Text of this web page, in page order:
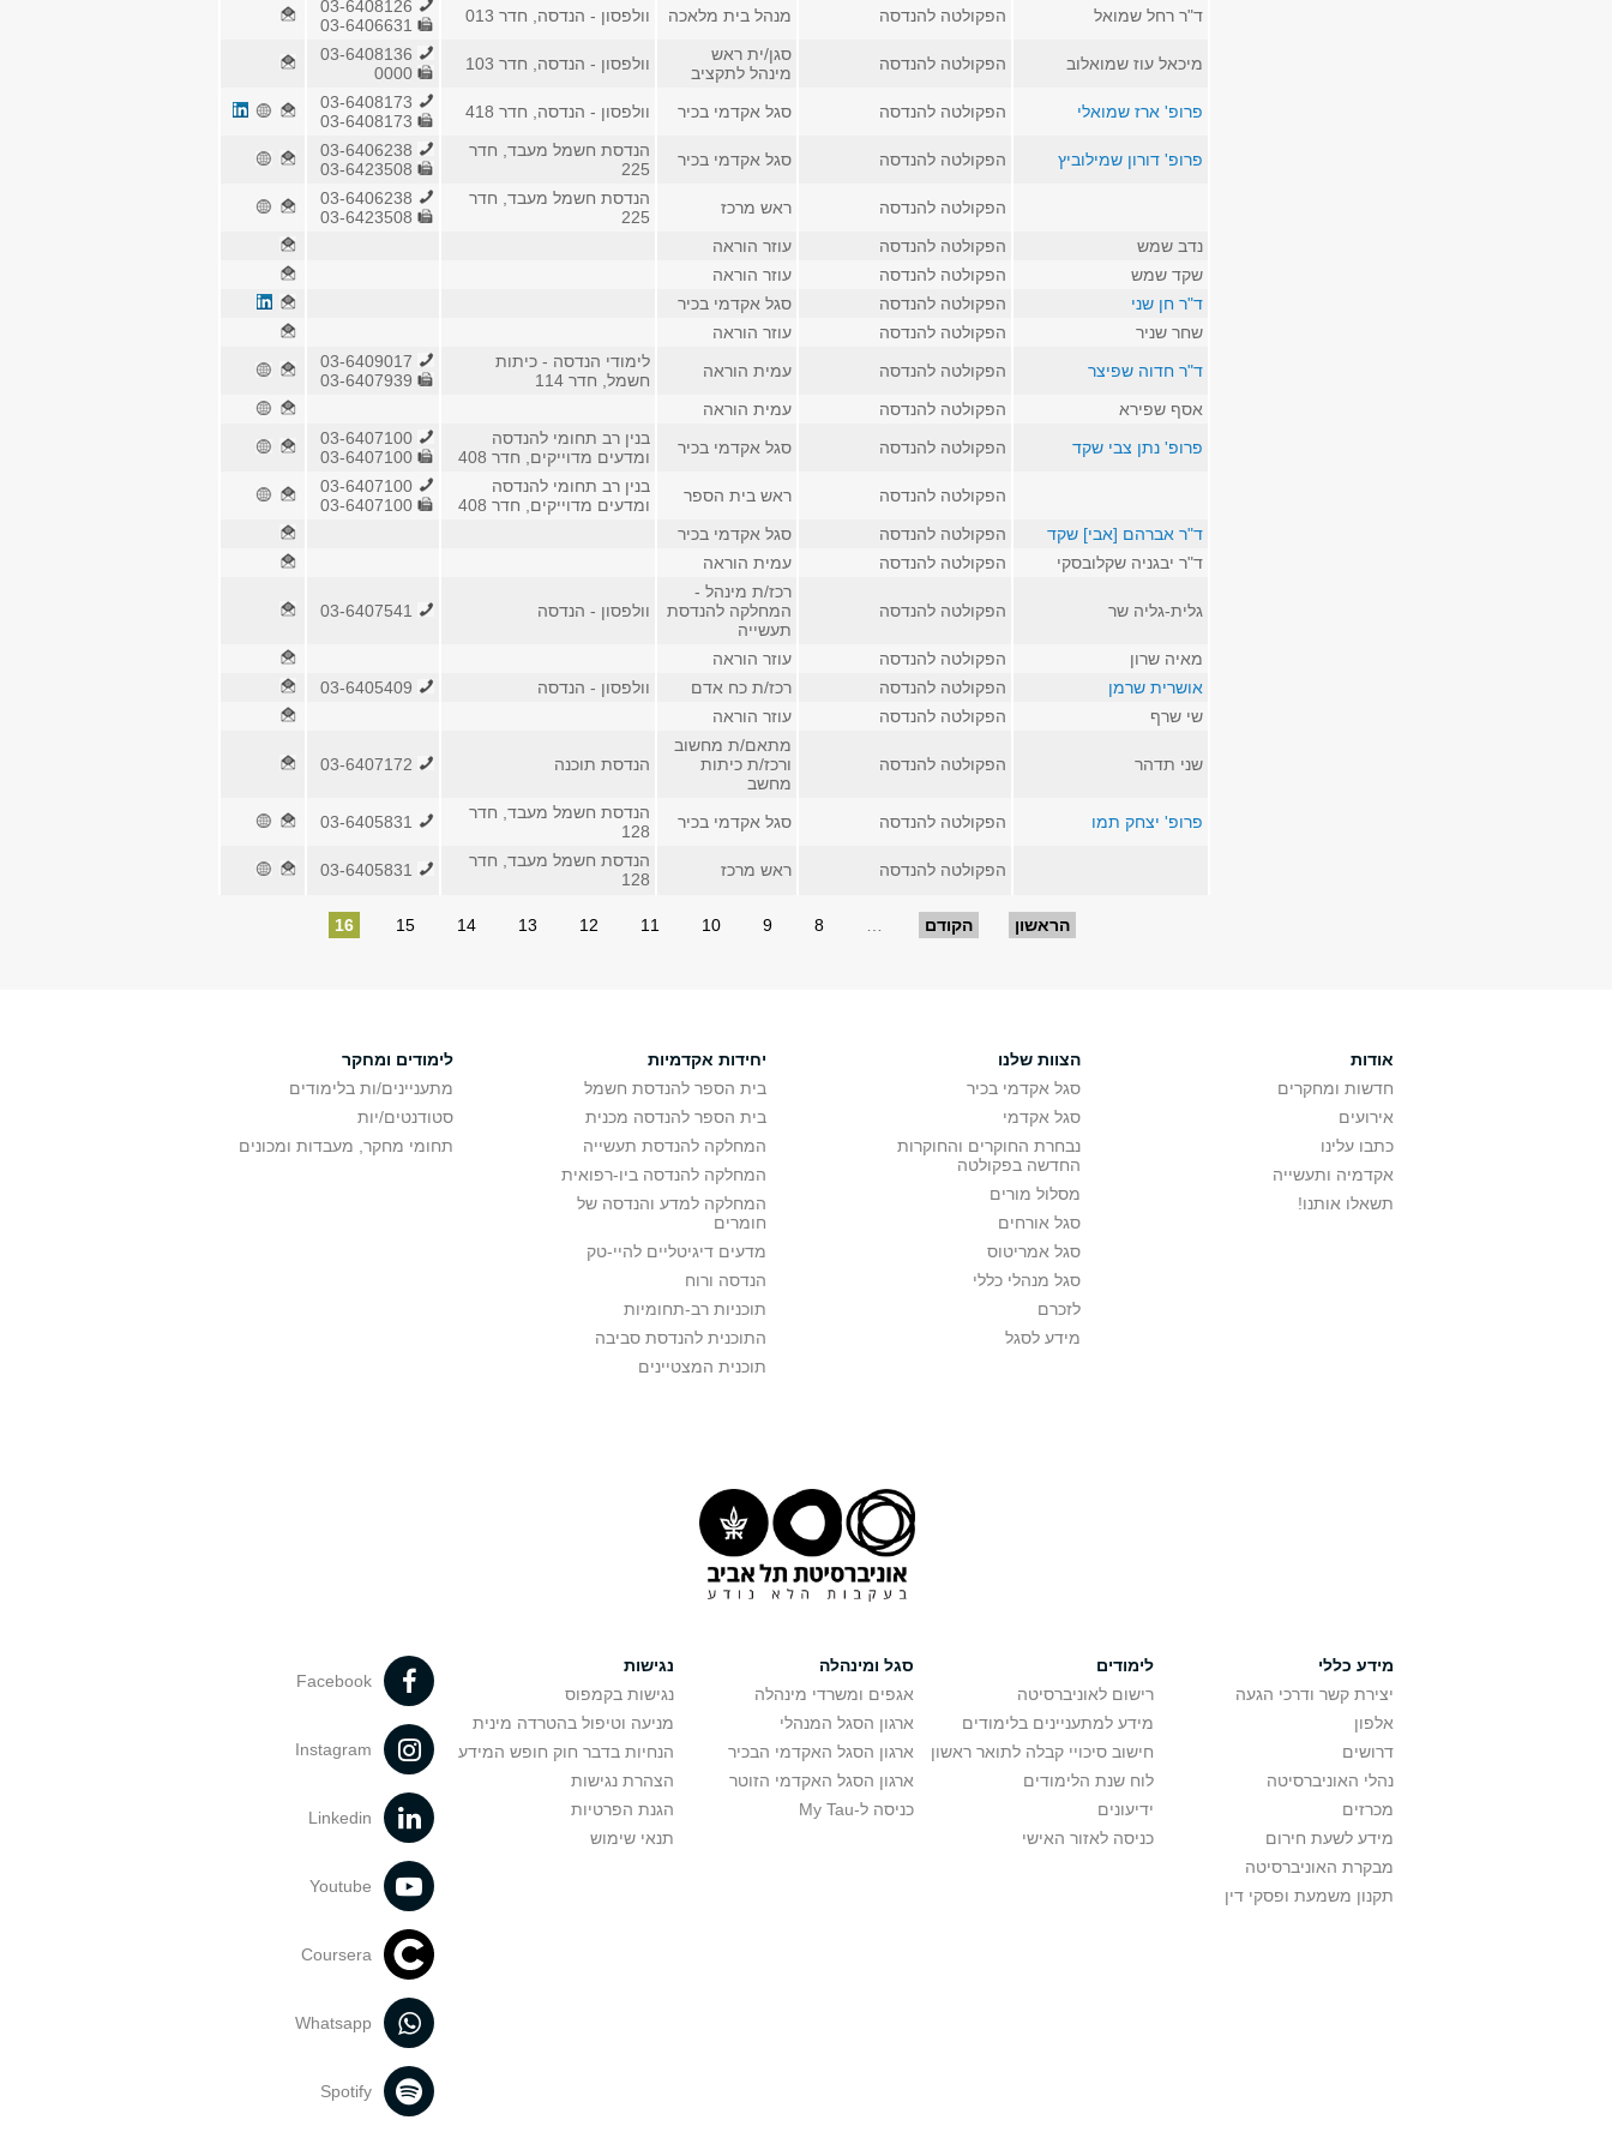
ד"ר רחל שמואל
הפקולטה להנדסה מנהל בית מלאכה וולפסון - הנדסה, חדר 013
מיכאל עוז שמואלוב
הפקולטה להנדסה
סגן/ית ראש
מינהל לתקציב
וולפסון - הנדסה, חדר 103
פרופ' ארז שמואלי
הפקולטה להנדסה סגל אקדמי בכיר וולפסון - הנדסה, חדר 418
פרופ' דורון שמילוביץ
הפקולטה להנדסה סגל אקדמי בכיר
הנדסת חשמל מעבד, חדר
225
הפקולטה להנדסה
ראש מרכז
הנדסת חשמל מעבד, חדר
225
נדב שמש
הפקולטה להנדסה
עוזר הוראה
שקד שמש
הפקולטה להנדסה
עוזר הוראה
ד"ר חן שני
הפקולטה להנדסה
סגל אקדמי בכיר
שחר שניר
הפקולטה להנדסה
עוזר הוראה
ד"ר חדוה שפיצר
הפקולטה להנדסה עמית הוראה
לימודי הנדסה - כיתות
חשמל, חדר 114
אסף שפירא
הפקולטה להנדסה
עמית הוראה
פרופ' נתן צבי שקד
הפקולטה להנדסה סגל אקדמי בכיר
בנין רב תחומי להנדסה
ומדעים מדוייקים, חדר 408
הפקולטה להנדסה
ראש בית הספר
בנין רב תחומי להנדסה
ומדעים מדוייקים, חדר 408
ד"ר אברהם [אבי] שקד
הפקולטה להנדסה
סגל אקדמי בכיר
ד"ר יבגניה שקלובסקי
הפקולטה להנדסה עמית הוראה
גלית-גליה שר הפקולטה להנדסה
רכז/ת מינהל -
המחלקה להנדסת
תעשייה
וולפסון - הנדסה
מאיה שרון הפקולטה להנדסה
עוזר הוראה
אושרית שרמן
הפקולטה להנדסה רכז/ת כח אדם וולפסון - הנדסה
שי שרף
הפקולטה להנדסה עוזר הוראה
שני תדהר הפקולטה להנדסה
מתאם/ת מחשוב
ורכז/ת כיתות
מחשב
הנדסת תוכנה
פרופ' יצחק תמו הפקולטה להנדסה סגל אקדמי בכיר
הנדסת חשמל מעבד, חדר
128
הפקולטה להנדסה ראש מרכז
הנדסת חשמל מעבד, חדר
128
הראשון הקודם 8
9
10
11
12
13
14
15
16
אודות
חדשות ומחקרים
אירועים
כתבו עלינו
אקדמיה ותעשייה
תשאלו אותנו!
הצוות שלנו
סגל אקדמי בכיר
סגל אקדמי
נבחרת החוקרים והחוקרות
החדשה בפקולטה
מסלול מורים
סגל אורחים
סגל אמריטוס
סגל מנהלי כללי
לזכרם
מידע לסגל
יחידות אקדמיות
בית הספר להנדסת חשמל
בית הספר להנדסה מכנית
המחלקה להנדסת תעשייה
המחלקה להנדסה ביו-רפואית
המחלקה למדע והנדסה של
חומרים
מדעים דיגיטליים להיי-טק
הנדסה ורוח
תוכניות רב-תחומיות
התוכנית להנדסת סביבה
תוכנית המצטיינים
לימודים ומחקר
מתעניינים/ות בלימודים
סטודנטים/יות
תחומי מחקר, מעבדות ומכונים
מידע כללי
יצירת קשר ודרכי הגעה
אלפון
דרושים
נהלי האוניברסיטה
מכרזים
מידע לשעת חירום
מבקרת האוניברסיטה
תקנון משמעת ופסקי דין
לימודים
רישום לאוניברסיטה
מידע למתעניינים בלימודים
חישוב סיכויי קבלה לתואר ראשון
לוח שנת הלימודים
ידיעונים
כניסה לאזור האישי
סגל ומינהלה
אגפים ומשרדי מינהלה
ארגון הסגל המנהלי
ארגון הסגל האקדמי הבכיר
ארגון הסגל האקדמי הזוטר
כניסה ל-My Tau
נגישות
נגישות בקמפוס
מניעה וטיפול בהטרדה מינית
הנחיות בדבר חוק חופש המידע
הצהרת נגישות
הגנת הפרטיות
תנאי שימוש
Facebook
Instagram
Linkedin
Youtube
Coursera
Whatsapp
Spotify